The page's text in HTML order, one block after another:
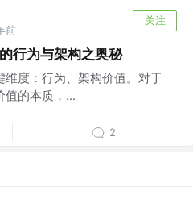
前
关注
行为与架构之奥秘
度：行为、架构价值。对于
值的本质，...
2